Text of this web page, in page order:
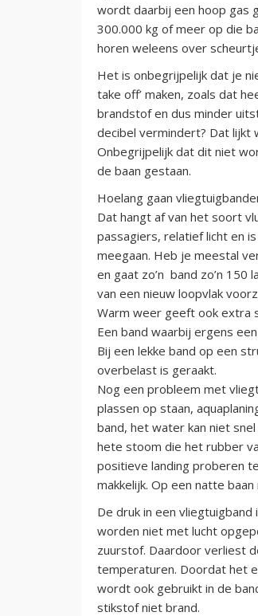
wordt daarbij een hoop gas
300.000 kg of meer op die
horen weleens over
Het is onbegrijpelijk dat je
take off’ maken, zoals dat
brandstof en dus minder
decibel vermindert? Dat lijkt
Onbegrijpelijk dat dit niet
de baan gestaan.
Hoelang gaan
Dat hangt af van het soort
passagiers, relatief licht en
meegaan. Heb je meestal
en gaat zo’n band zo’n
van een nieuw loopvlak
Warm weer geeft ook extra
Een band waarbij ergens
Bij een lekke band op een
overbelast is geraakt.
Nog een probleem met
plassen op staan,
band, het water kan niet
hete stoom die het rubber
positieve landing proberen
makkelijk. Op een natte
De druk in een
worden niet met lucht
zuurstof. Daardoor verliest
temperaturen. Doordat het
wordt ook gebruikt in de
stikstof niet brand.